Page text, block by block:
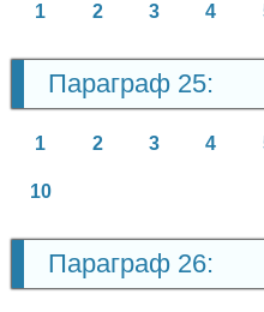
1 2 3 4
Параграф 25:
1 2 3 4
10
Параграф 26: